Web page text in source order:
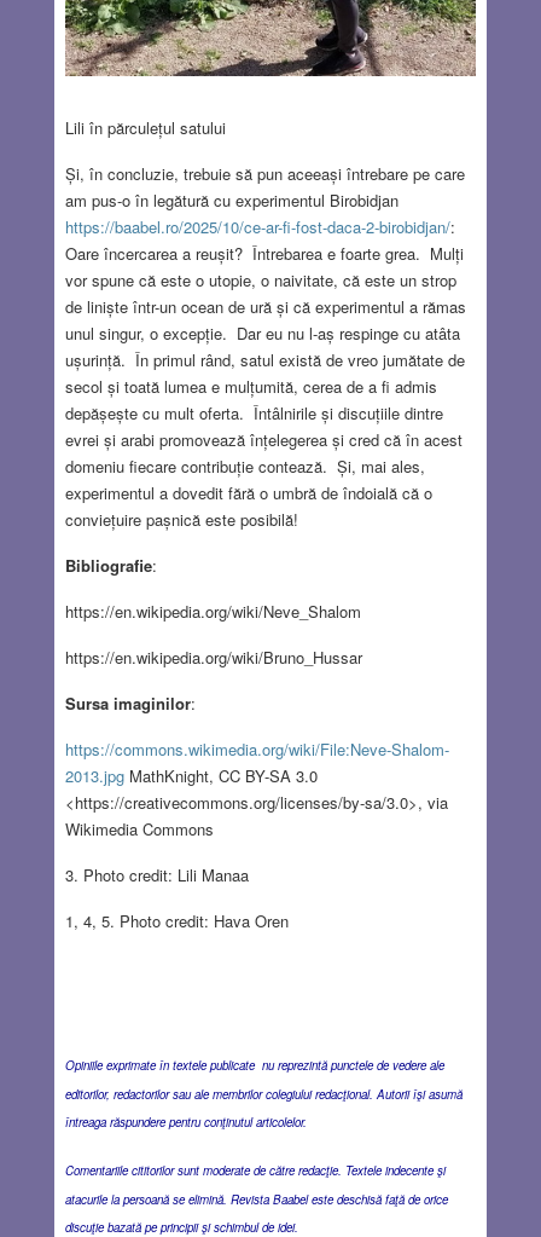
Lili în părculețul satului
Și, în concluzie, trebuie să pun aceeași întrebare pe care
am pus-o în legătură cu experimentul Birobidjan
https://baabel.ro/2025/10/ce-ar-fi-fost-daca-2-birobidjan/:
Oare încercarea a reușit? Întrebarea e foarte grea. Mulți
vor spune că este o utopie, o naivitate, că este un strop
de liniște într-un ocean de ură și că experimentul a rămas
unul singur, o excepție. Dar eu nu l-aș respinge cu atâta
ușurință. În primul rând, satul există de vreo jumătate de
secol și toată lumea e mulțumită, cerea de a fi admis
depășește cu mult oferta. Întâlnirile și discuțiile dintre
evrei și arabi promovează înțelegerea și cred că în acest
domeniu fiecare contribuție contează. Și, mai ales,
experimentul a dovedit fără o umbră de îndoială că o
conviețuire pașnică este posibilă!
Bibliografie:
https://en.wikipedia.org/wiki/Neve_Shalom
https://en.wikipedia.org/wiki/Bruno_Hussar
Sursa imaginilor:
https://commons.wikimedia.org/wiki/File:Neve-Shalom-
2013.jpgMathKnight, CC BY-SA 3.0
<https://creativecommons.org/licenses/by-sa/3.0>, via
Wikimedia Commons
3. Photo credit: Lili Manaa
1, 4, 5. Photo credit: Hava Oren
Opiniile exprimate în textele publicate nu reprezintă punctele de vedere ale
editorilor, redactorilor sau ale membrilor colegiului redacţional. Autorii îşi asumă
întreaga răspundere pentru conţinutul articolelor.
Comentariile cititorilor sunt moderate de către redacţie. Textele indecente şi
atacurile la persoană se elimină. Revista Baabel este deschisă faţă de orice
discuţie bazată pe principii şi schimbul de idei.